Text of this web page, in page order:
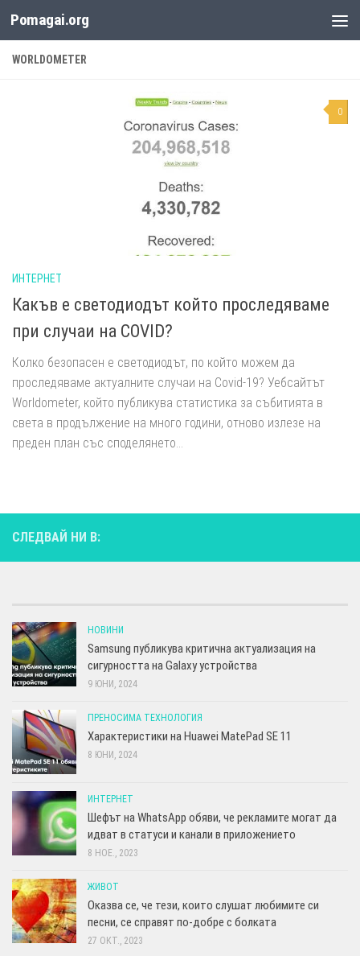
Към съдържанието
Pomagai.org
WORLDOMETER
0
ИНТЕРНЕТ
Какъв е светодиодът който проследяваме
при случаи на COVID?
Колко безопасен е светодиодът, по който можем да
проследяваме актуалните случаи на Covid-19? Уебсайтът
Worldometer, който публикува статистика за събитията в
света в продължение на много години, отново излезе на
преден план със споделянето...
СЛЕДВАЙ НИ В:
НОВИНИ
Samsung публикува критична актуализация на
сигурността на Galaxy устройства
9 ЮНИ, 2024
ПРЕНОСИМА ТЕХНОЛОГИЯ
Характеристики на Huawei MatePad SE 11
8 ЮНИ, 2024
ИНТЕРНЕТ
Шефът на WhatsApp обяви, че рекламите могат да
идват в статуси и канали в приложението
8 НОЕ., 2023
ЖИВОТ
Оказва се, че тези, които слушат любимите си
песни, се справят по-добре с болката
27 ОКТ., 2023